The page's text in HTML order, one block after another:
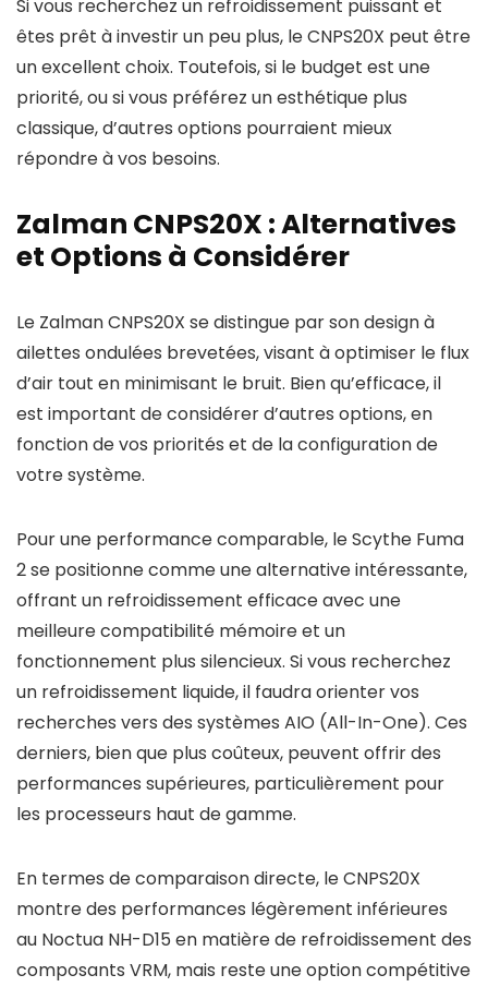
Si vous recherchez un refroidissement puissant et
êtes prêt à investir un peu plus, le CNPS20X peut être
un excellent choix. Toutefois, si le budget est une
priorité, ou si vous préférez un esthétique plus
classique, d’autres options pourraient mieux
répondre à vos besoins.
Zalman CNPS20X : Alternatives
et Options à Considérer
Le Zalman CNPS20X se distingue par son design à
ailettes ondulées brevetées, visant à optimiser le flux
d’air tout en minimisant le bruit. Bien qu’efficace, il
est important de considérer d’autres options, en
fonction de vos priorités et de la configuration de
votre système.
Pour une performance comparable, le Scythe Fuma
2 se positionne comme une alternative intéressante,
offrant un refroidissement efficace avec une
meilleure compatibilité mémoire et un
fonctionnement plus silencieux. Si vous recherchez
un refroidissement liquide, il faudra orienter vos
recherches vers des systèmes AIO (All-In-One). Ces
derniers, bien que plus coûteux, peuvent offrir des
performances supérieures, particulièrement pour
les processeurs haut de gamme.
En termes de comparaison directe, le CNPS20X
montre des performances légèrement inférieures
au Noctua NH-D15 en matière de refroidissement des
composants VRM, mais reste une option compétitive